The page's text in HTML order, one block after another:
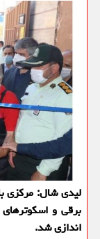
لیدی شال: مركزی
برقی و
اندازی شد.